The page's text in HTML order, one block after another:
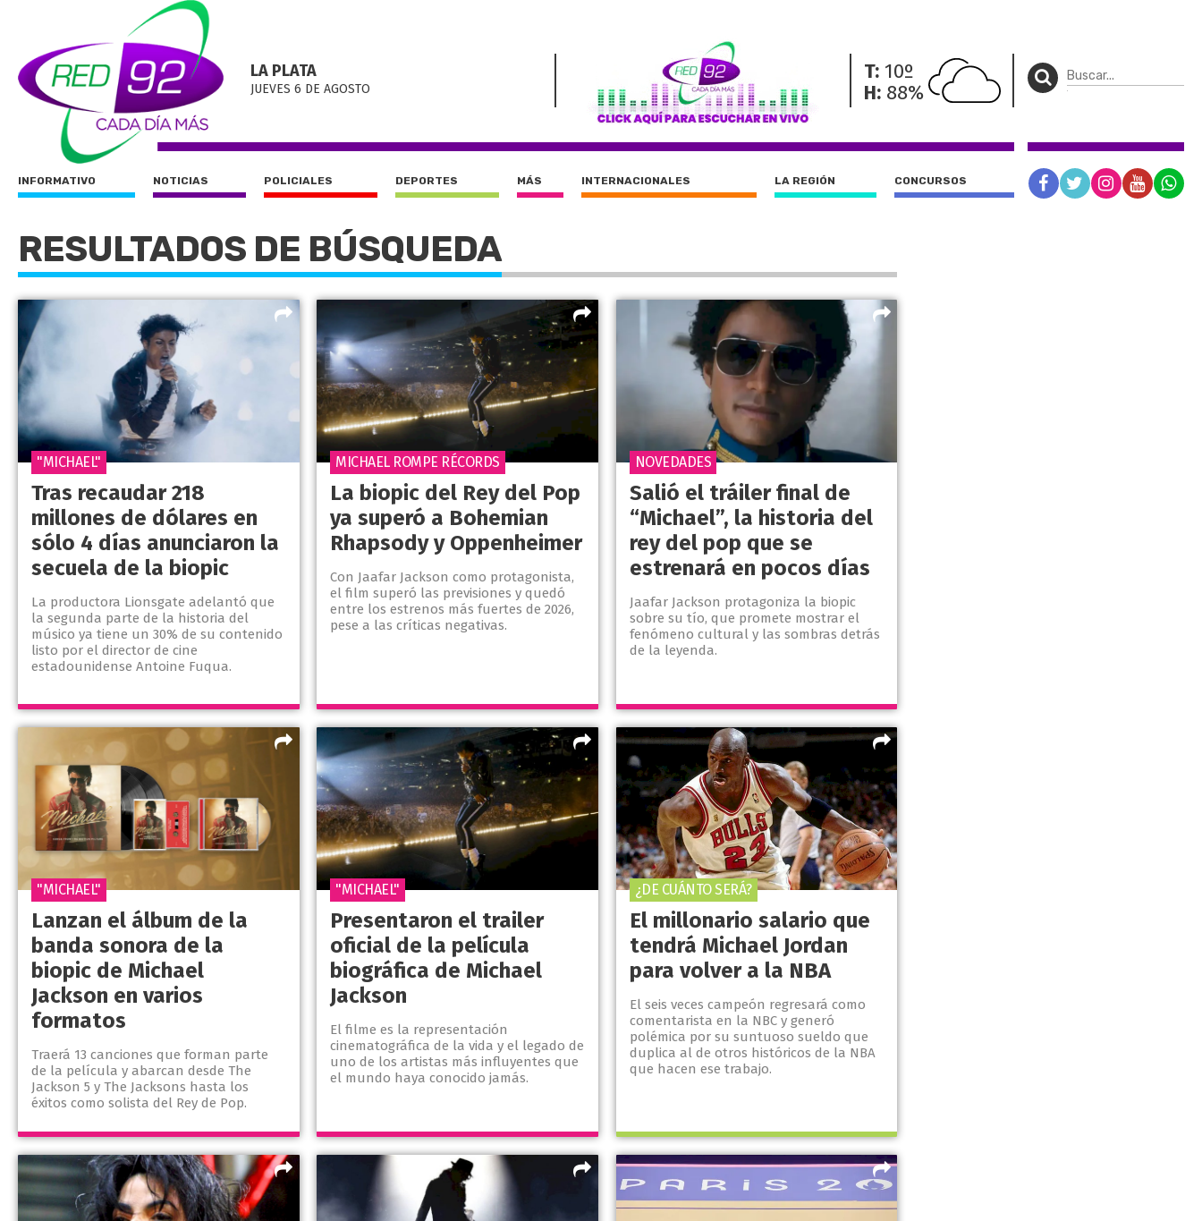
LA PLATA
JUEVES 6 DE AGOSTO
T: 10º
H: 88%
INFORMATIVO NOTICIAS POLICIALES DEPORTES MÁS INTERNACIONALES LA REGIÓN CONCURSOS
RESULTADOS DE BÚSQUEDA
Tras recaudar 218
millones de dólares en
sólo 4 días anunciaron la
secuela de la biopic
La productora Lionsgate adelantó que
la segunda parte de la historia del
músico ya tiene un 30% de su contenido
listo por el director de cine
estadounidense Antoine Fuqua.
"MICHAEL"
La biopic del Rey del Pop
ya superó a Bohemian
Rhapsody y Oppenheimer
Con Jaafar Jackson como protagonista,
el film superó las previsiones y quedó
entre los estrenos más fuertes de 2026,
pese a las críticas negativas.
MICHAEL ROMPE RÉCORDS
Salió el tráiler final de
“Michael”, la historia del
rey del pop que se
estrenará en pocos días
Jaafar Jackson protagoniza la biopic
sobre su tío, que promete mostrar el
fenómeno cultural y las sombras detrás
de la leyenda.
NOVEDADES
Lanzan el álbum de la
banda sonora de la
biopic de Michael
Jackson en varios
formatos
Traerá 13 canciones que forman parte
de la película y abarcan desde The
Jackson 5 y The Jacksons hasta los
éxitos como solista del Rey de Pop.
"MICHAEL"
Presentaron el trailer
oficial de la película
biográfica de Michael
Jackson
El filme es la representación
cinematográfica de la vida y el legado de
uno de los artistas más influyentes que
el mundo haya conocido jamás.
"MICHAEL"
El millonario salario que
tendrá Michael Jordan
para volver a la NBA
El seis veces campeón regresará como
comentarista en la NBC y generó
polémica por su suntuoso sueldo que
duplica al de otros históricos de la NBA
que hacen ese trabajo.
¿DE CUÁNTO SERÁ?